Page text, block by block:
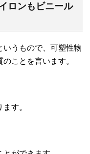
ロンもビニール
いうもので、可塑性物
ことを言います。
す。